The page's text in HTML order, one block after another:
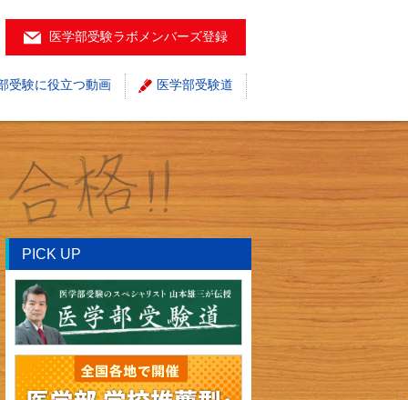
医学部受験ラボメンバーズ登録
受験に役立つ動画 医学部受験道
PICK UP